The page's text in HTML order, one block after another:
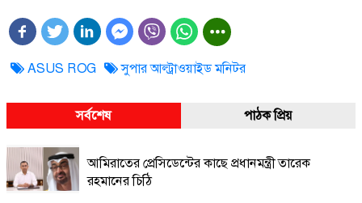
ASUS ROG সুপার আল্ট্রাওয়াইড মনিটর
সর্বশেষ পাঠক প্রিয়
আমিরাতের প্রেসিডেন্টের কাছে প্রধানমন্ত্রী তারেক
রহমানের চিঠি